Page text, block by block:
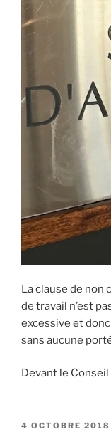
La clause de
de travail n’est
excessive et
sans aucune
Devant le
PUBLIÉ
4 OCTOBRE 2018